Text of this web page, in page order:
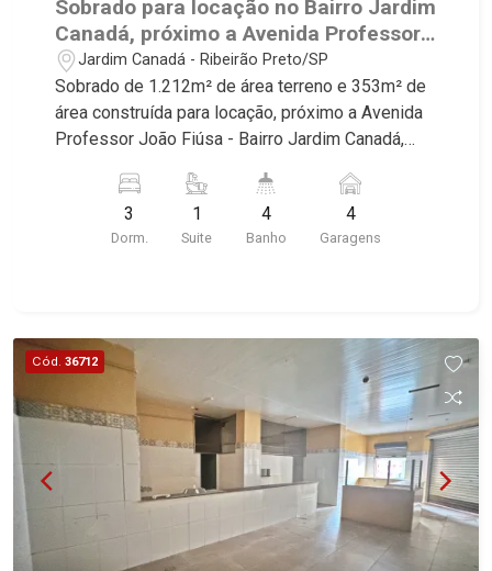
Sobrado para locação no Bairro Jardim
Canadá, próximo a Avenida Professor
João Fiúsa - Ribeirão Preto/SP.
Jardim Canadá - Ribeirão Preto/SP
Sobrado de 1.212m² de área terreno e 353m² de
área construída para locação, próximo a Avenida
Professor João Fiúsa - Bairro Jardim Canadá,
deste imóvel que a Martinelli Imobiliária
selecionou para você: - 1.212m² de área terreno e
353m² de área construída - 3 dormitórios com
empregada - Quintal - Corredor lateral - Jardim -
4 vagas Martinelli Imobiliária, referência no
mercado imobiliário desde 2000. Especialistas
em Venda, Locação e Lançamentos! Avenida
João Fiúsa, 1051 - Alto da Boa Vista | Ribeirão
3
Dorm.
1
Suite
4
Banho
4
Garagens
Cód. 36712